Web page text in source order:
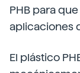
PHB para
aplicaciones
El plástico